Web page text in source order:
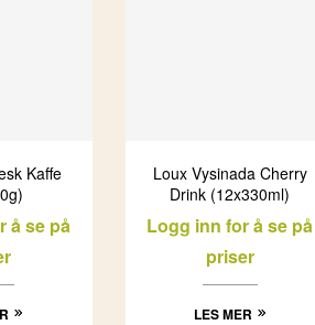
Kaffe
å se på
Loux Vysinada Cherry
Drink (12x330ml)
Logg inn for å se på
priser
LES MER